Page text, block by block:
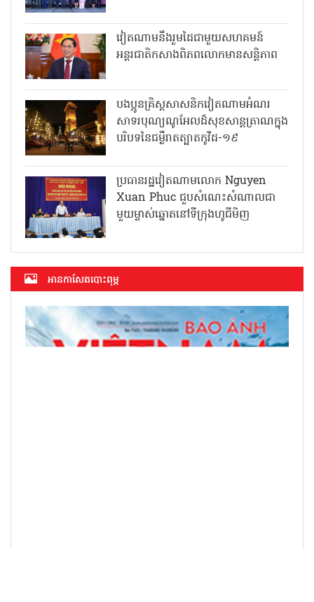
វៀតណាមនឹងរួមដៃជាមួយសហគមន៍
អន្តរជាតិកសាងពិភពលោកមានសន្តិភាព
បងប្អូនគ្រិស្តសាសនិកវៀតណាមអំណរ
សាទរបុណ្យណូអែលដ៏សុខសាន្តត្រាណក្នុង
បរិបទនៃជម្ងឺរាតត្បាតកូវីដ-១៩
ប្រធានរដ្ឋវៀតណាមលោក Nguyen
Xuan Phuc ជួបសំណេះសំណាលជា
មួយម្ចាស់ឆ្នោតនៅទីក្រុងហូជីមិញ
អាន​កាសែត​បោះពុម្ភ